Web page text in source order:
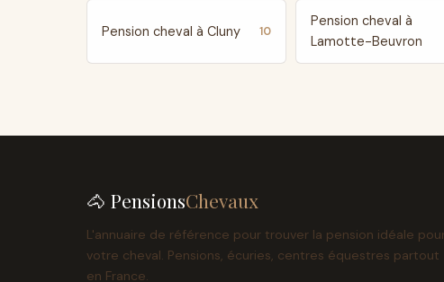
Pension cheval à Cluny 10
Pension cheval à
Lamotte-Beuvron
🐴 PensionsChevaux
L'annuaire de référence pour trouver la pension idéale
votre cheval. Pensions, écuries, centres équestres partout
en France.